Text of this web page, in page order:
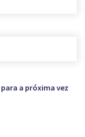
a próxima vez